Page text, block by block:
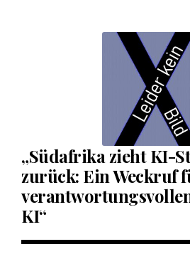
„Südafrika zieht KI-
zurück: Ein Weckruf
KI“